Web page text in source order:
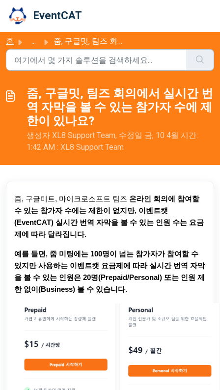
EventCAT
홈 ... 줌, 구글밋, 팀즈 회의에서 실시간 번역 자막을 볼 수 있는 참가자 수에 제한이 있나요?
줌, 구글밋, 팀즈 회의에서 실시간 번
역 자막을 볼 수 있는 참가자 수에 제
한이 있나요?
생성자 XL8 Support Team, 수정일 금, 10 4월 시간:
1:42 AM : XL8 Support Team
줌, 구글미트, 마이크로소프트 팀즈 온라인 회의에 참여할
수 있는 참가자 수에는 제한이 없지만, 이벤트캣
(EventCAT) 실시간 번역 자막을 볼 수 있는 인원 수는 요금
제에 따라 달라집니다.
예를 들면, 줌 미팅에는 100명이 넘는 참가자가 참여할 수
있지만 사용하는 이벤트캣 요금제에 따라 실시간 번역 자막
을 볼 수 있는 인원은 20명(Prepaid/Personal) 또는 인원 제
한 없이(Business) 볼 수 있습니다.